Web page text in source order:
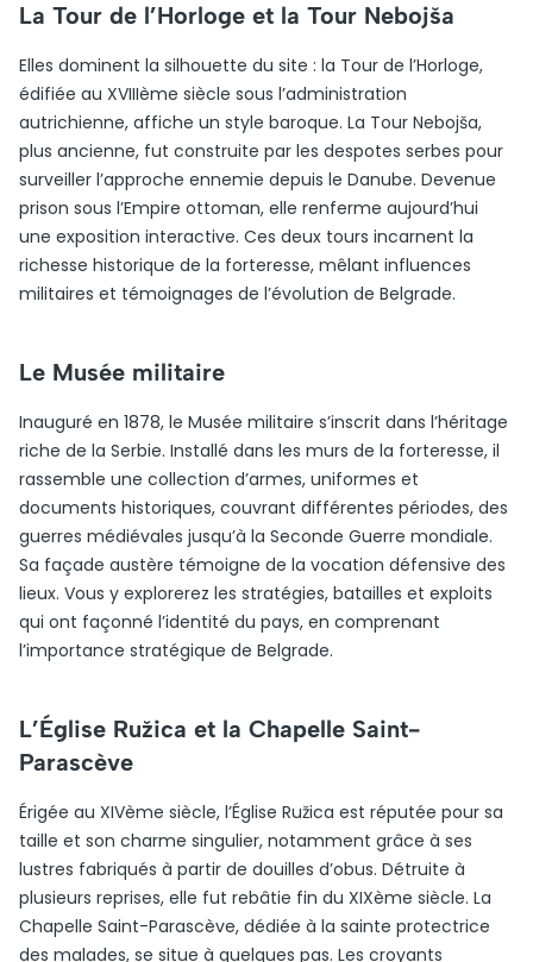
La Tour de l’Horloge et la Tour Nebojša
Elles dominent la silhouette du site : la Tour de l’Horloge,
édifiée au XVIIIème siècle sous l’administration
autrichienne, affiche un style baroque. La Tour Nebojša,
plus ancienne, fut construite par les despotes serbes pour
surveiller l’approche ennemie depuis le Danube. Devenue
prison sous l’Empire ottoman, elle renferme aujourd’hui
une exposition interactive. Ces deux tours incarnent la
richesse historique de la forteresse, mêlant influences
militaires et témoignages de l’évolution de Belgrade.
Le Musée militaire
Inauguré en 1878, le Musée militaire s’inscrit dans l’héritage
riche de la Serbie. Installé dans les murs de la forteresse, il
rassemble une collection d’armes, uniformes et
documents historiques, couvrant différentes périodes, des
guerres médiévales jusqu’à la Seconde Guerre mondiale.
Sa façade austère témoigne de la vocation défensive des
lieux. Vous y explorerez les stratégies, batailles et exploits
qui ont façonné l’identité du pays, en comprenant
l’importance stratégique de Belgrade.
L’Église Ružica et la Chapelle Saint-
Parascève
Érigée au XIVème siècle, l’Église Ružica est réputée pour sa
taille et son charme singulier, notamment grâce à ses
lustres fabriqués à partir de douilles d’obus. Détruite à
plusieurs reprises, elle fut rebâtie fin du XIXème siècle. La
Chapelle Saint-Parascève, dédiée à la sainte protectrice
des malades, se situe à quelques pas. Les croyants